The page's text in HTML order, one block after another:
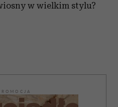
w wielkim stylu?